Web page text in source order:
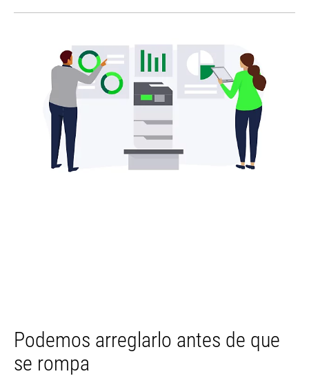
Podemos arreglarlo antes de que
se rompa